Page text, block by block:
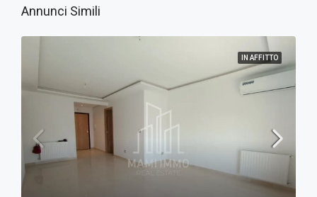
Annunci Simili
IN AFFITTO